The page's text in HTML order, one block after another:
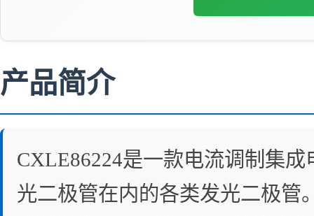
产品简介
CXLE86224是一款电流调制集
光二极管在内的各类发光二极管